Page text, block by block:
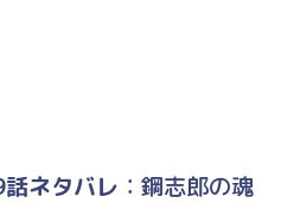
ネタバレ ：鋼志郎の魂